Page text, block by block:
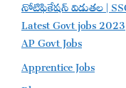
నోటిఫికేషన్ విడుతల |
Latest Govt jobs 2023
AP Govt Jobs
Apprentice Jobs